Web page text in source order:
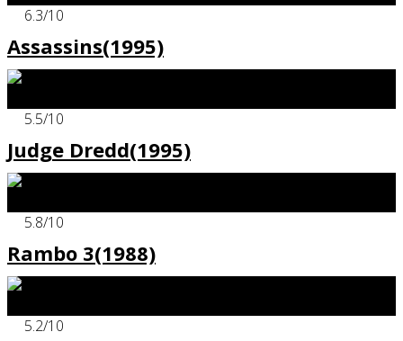
6.3/10
Assassins(1995)
5.5/10
Judge Dredd(1995)
5.8/10
Rambo 3(1988)
5.2/10